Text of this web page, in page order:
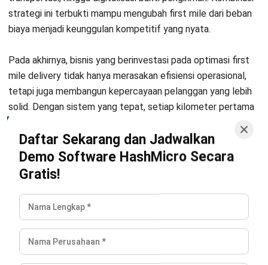
Coba Gratis
Pertanyaan Seputar First Mile Delivery